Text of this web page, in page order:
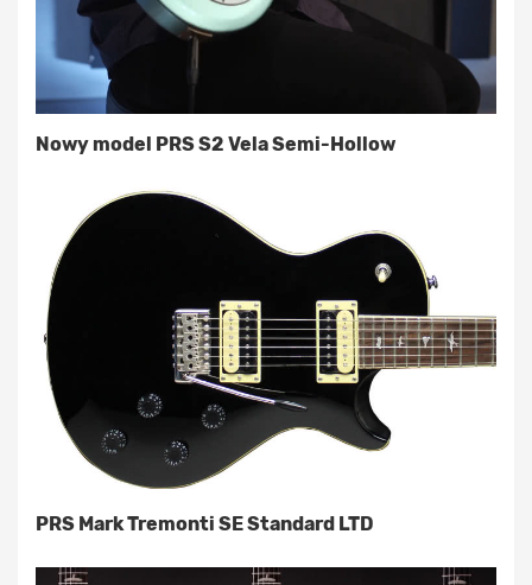
Nowy model PRS S2 Vela Semi-Hollow
PRS Mark Tremonti SE Standard LTD